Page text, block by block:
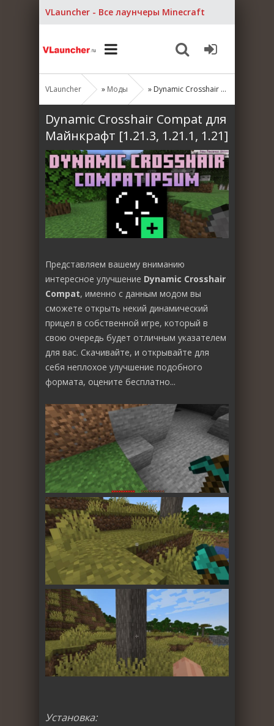
VLauncher - Все лаунчеры Minecraft
VLauncher » Моды » Dynamic Crosshair Compat для Майнкрафт [1.21.3, 1.21.1, 1.21]
Dynamic Crosshair Compat для
Майнкрафт [1.21.3, 1.21.1, 1.21]
Представляем вашему вниманию
интересное улучшение Dynamic Crosshair
Compat, именно с данным модом вы
сможете открыть некий динамический
прицел в собственной игре, который в
свою очередь будет отличным указателем
для вас. Скачивайте, и открывайте для
себя неплохое улучшение подобного
формата, оцените бесплатно...
Установка: